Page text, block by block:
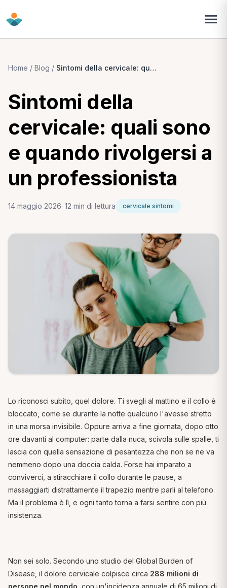
Home / Blog / Sintomi della cervicale: quali sono e quando rivolgersi a un professionista
Sintomi della
cervicale: quali sono
e quando rivolgersi a
un professionista
14 maggio 2026· 12 min di lettura cervicale sintomi
Lo riconosci subito, quel dolore. Ti svegli al mattino e il collo è
bloccato, come se durante la notte qualcuno l'avesse stretto
in una morsa invisibile. Oppure arriva a fine giornata, dopo otto
ore davanti al computer: parte dalla nuca, scivola sulle spalle, ti
lascia con quella sensazione di pesantezza che non se ne va
nemmeno dopo una doccia calda. Forse hai imparato a
conviverci, a stiracchiare il collo durante le pause, a
massaggiarti distrattamente il trapezio mentre parli al telefono.
Ma il problema è lì, e ogni tanto torna a farsi sentire con più
insistenza.
Non sei solo. Secondo uno studio del Global Burden of
Disease, il dolore cervicale colpisce circa 288 milioni di